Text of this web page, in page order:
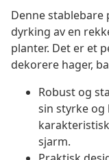
Denne
dyrking av en
planter. Det er et
dekorere hager,
Robust og
sin styrke
sjarm.